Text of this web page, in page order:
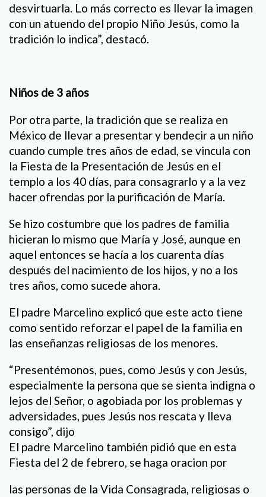
desvirtuarla. Lo más correcto es llevar la imagen
con un atuendo del propio Niño Jesús, como la
tradición lo indica”, destacó.
Niños de 3 años
Por otra parte, la tradición que se realiza en
México de llevar a presentar y bendecir a un niño
cuando cumple tres años de edad, se vincula con
la Fiesta de la Presentación de Jesús en el
templo a los 40 días, para consagrarlo y a la vez
hacer ofrendas por la purificación de María.
Se hizo costumbre que los padres de familia
hicieran lo mismo que María y José, aunque en
aquel entonces se hacía a los cuarenta días
después del nacimiento de los hijos, y no a los
tres años, como sucede ahora.
El padre Marcelino explicó que este acto tiene
como sentido reforzar el papel de la familia en
las enseñanzas religiosas de los menores.
“Presentémonos, pues, como Jesús y con Jesús,
especialmente la persona que se sienta indigna o
lejos del Señor, o agobiada por los problemas y
adversidades, pues Jesús nos rescata y lleva
consigo”, dijo
El padre Marcelino también pidió que en esta
Fiesta del 2 de febrero, se haga oracion por
las personas de la Vida Consagrada, religiosas o